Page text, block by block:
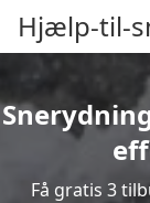
Hjælp-til-
Få gratis 3